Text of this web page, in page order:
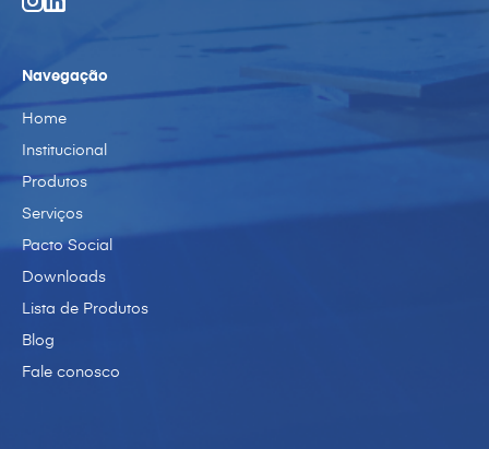
Navegação
Home
Institucional
Produtos
Serviços
Pacto Social
Downloads
Lista de Produtos
Blog
Fale conosco